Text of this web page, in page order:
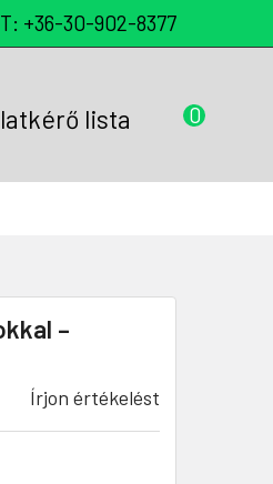
+36-30-902-8377
0
–
Írjon értékelést